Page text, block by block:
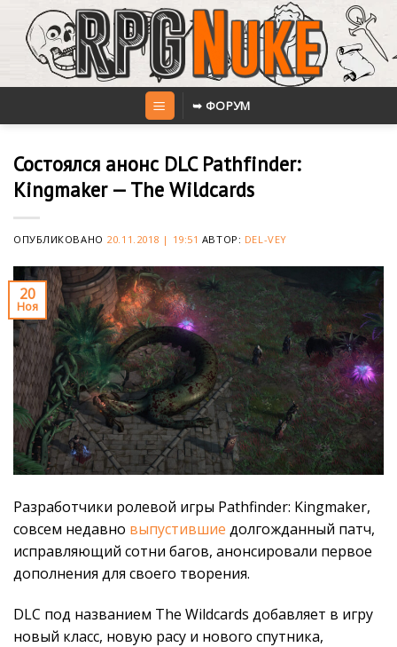
content
➥ ФОРУМ
Состоялся анонс DLC Pathfinder:
Kingmaker — The Wildcards
ОПУБЛИКОВАНО 20.11.2018 | 19:51 АВТОР: DEL-VEY
20
Ноя
Разработчики ролевой игры Pathfinder: Kingmaker,
совсем недавно выпустившие долгожданный патч,
исправляющий сотни багов, анонсировали первое
дополнения для своего творения.
DLC под названием The Wildcards добавляет в игру
новый класс, новую расу и нового спутника,